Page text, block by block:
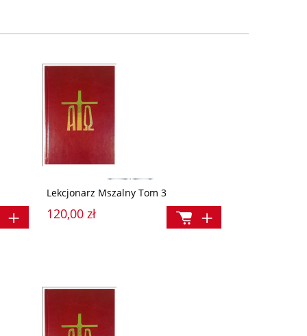
Lekcjonarz Mszalny Tom 3
120,00 zł